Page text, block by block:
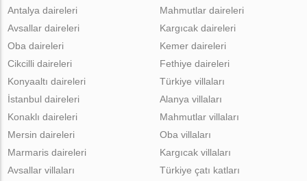
Antalya daireleri
Avsallar daireleri
Oba daireleri
Cikcilli daireleri
Mahmutlar daireleri
Kargıcak daireleri
Kemer daireleri
Fethiye daireleri
Konyaaltı daireleri
İstanbul daireleri
Konaklı daireleri
Mersin daireleri
Marmaris daireleri
Türkiye villaları
Alanya villaları
Mahmutlar villaları
Oba villaları
Kargıcak villaları
Avsallar villaları
Türkiye çatı katları